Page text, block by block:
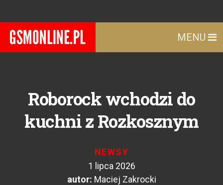
MENU
Roborock wchodzi do
kuchni z Rozkosznym
NEWSY
1 lipca 2026
autor: Maciej Zakrocki